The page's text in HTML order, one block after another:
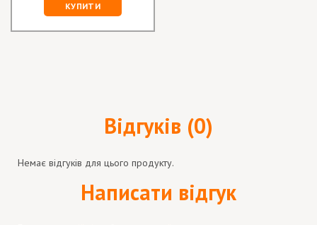
КУПИТИ
Відгуків (0)
Немає відгуків для цього продукту.
Написати відгук